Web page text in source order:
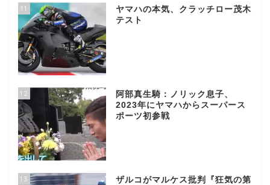
11
ヤマハの本気、クラッチロー茂木
テスト
12
阿部真生騎：ノリック息子、
2023年にヤマハからスーパース
ポーツ初参戦
13
ザルコがマルケス批判『狂気の第